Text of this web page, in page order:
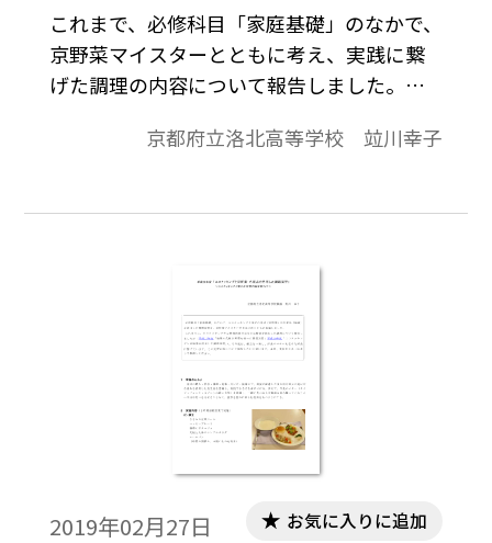
これまで、必修科目「家庭基礎」のなかで、
京野菜マイスターとともに考え、実践に繋
げた調理の内容について報告しました。
月/2019年2月）今年度は、辻学園 調理製菓
師に、エコクッキングと京野菜や京の名産
ーも含めた試食に繋げた実習内容について
京都府立洛北高等学校 竝川幸子
2019年02月27日 お気に入りに追加